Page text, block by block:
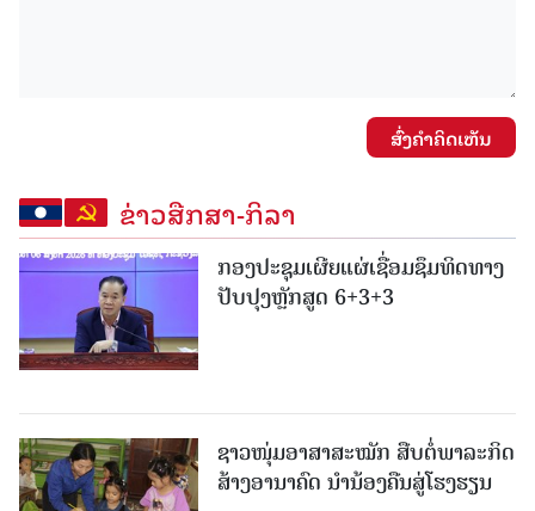
ສົ່ງຄໍາຄິດເຫັນ
ຂ່າວສືກສາ-ກິລາ
ກອງປະຊຸມເຜີຍແຜ່ເຊື່ອມຊຶມທິດທາງ
ປັບປຸງຫຼັກສູດ 6+3+3
ຊາວໜຸ່ມອາສາສະໝັກ ສືບຕໍ່ພາລະກິດ
ສ້າງອານາຄົດ ນໍານ້ອງຄືນສູ່ໂຮງຮຽນ